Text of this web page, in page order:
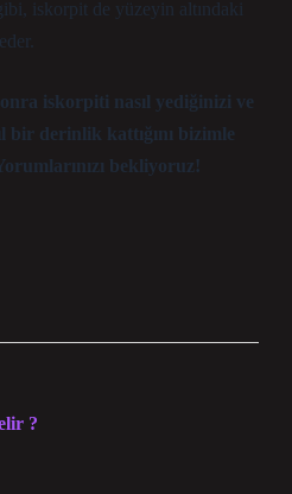
iskorpit de yüzeyin altındaki
iskorpiti nasıl yediğinizi ve
bir derinlik kattığını bizimle
bekliyoruz!
?